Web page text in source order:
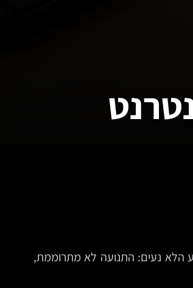
הלא נעים: התנועה לא מתרוממת,